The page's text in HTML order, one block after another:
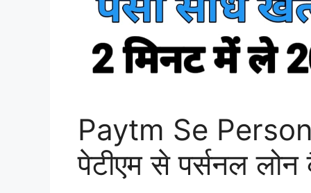
Paytm Se
पेटीएम से पर्सनल